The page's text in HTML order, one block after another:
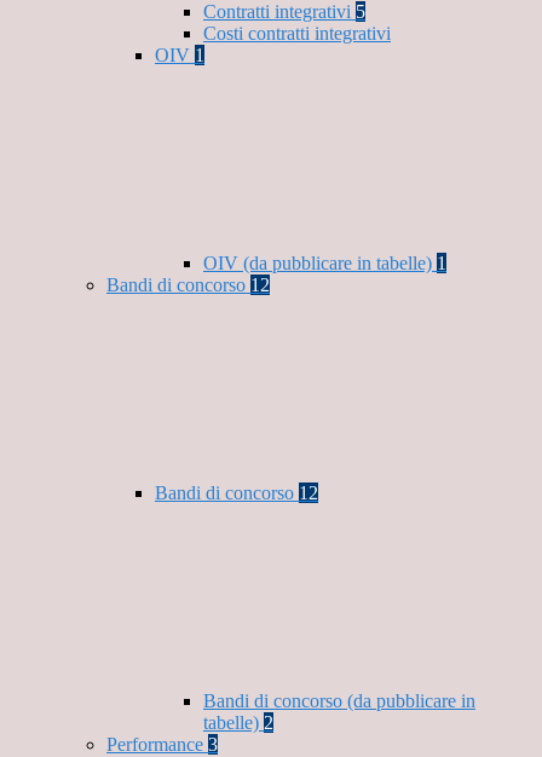
Contratti integrativi 5
Costi contratti integrativi
OIV 1
OIV (da pubblicare in tabelle) 1
Bandi di concorso 12
Bandi di concorso 12
Bandi di concorso (da pubblicare in
tabelle) 2
Performance 3